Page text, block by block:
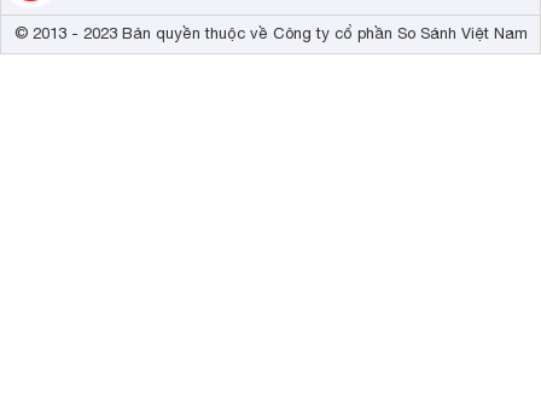
© 2013 - 2023 Bản quyền thuộc về Công ty cổ phần So Sánh Việt Nam